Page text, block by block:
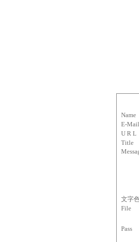
Name
E-Mail
U R L
Title
文字
File
Pass